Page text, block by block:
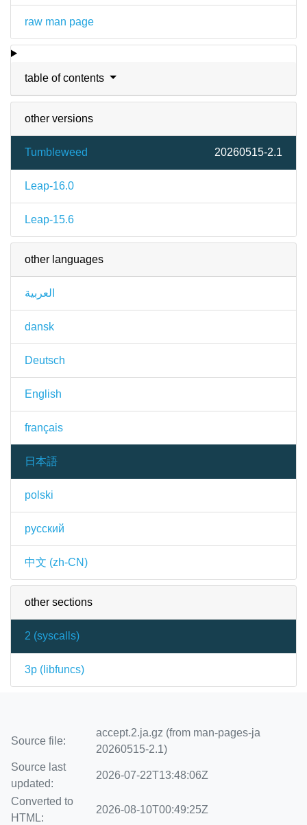
raw man page
table of contents
other versions
Tumbleweed 20260515-2.1
Leap-16.0
Leap-15.6
other languages
العربية
dansk
Deutsch
English
français
日本語
polski
русский
中文 (zh-CN)
other sections
2 (syscalls)
3p ( libfuncs)
Source file:
accept.2.ja.gz (from man-pages-ja
20260515-2.1)
Source last
updated:
2026-07-22T13:48:06Z
Converted to
HTML:
2026-08-10T00:49:25Z